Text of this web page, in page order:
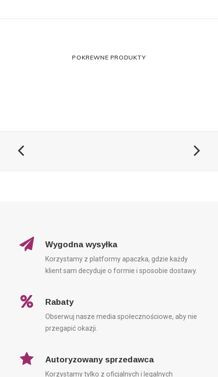
POKREWNE PRODUKTY
Wygodna wysyłka
Korzystamy z platformy apaczka, gdzie każdy
klient sam decyduje o formie i sposobie dostawy.
Rabaty
Obserwuj nasze media społecznościowe, aby nie
przegapić okazji.
Autoryzowany sprzedawca
Korzystamy tylko z oficjalnych i legalnych